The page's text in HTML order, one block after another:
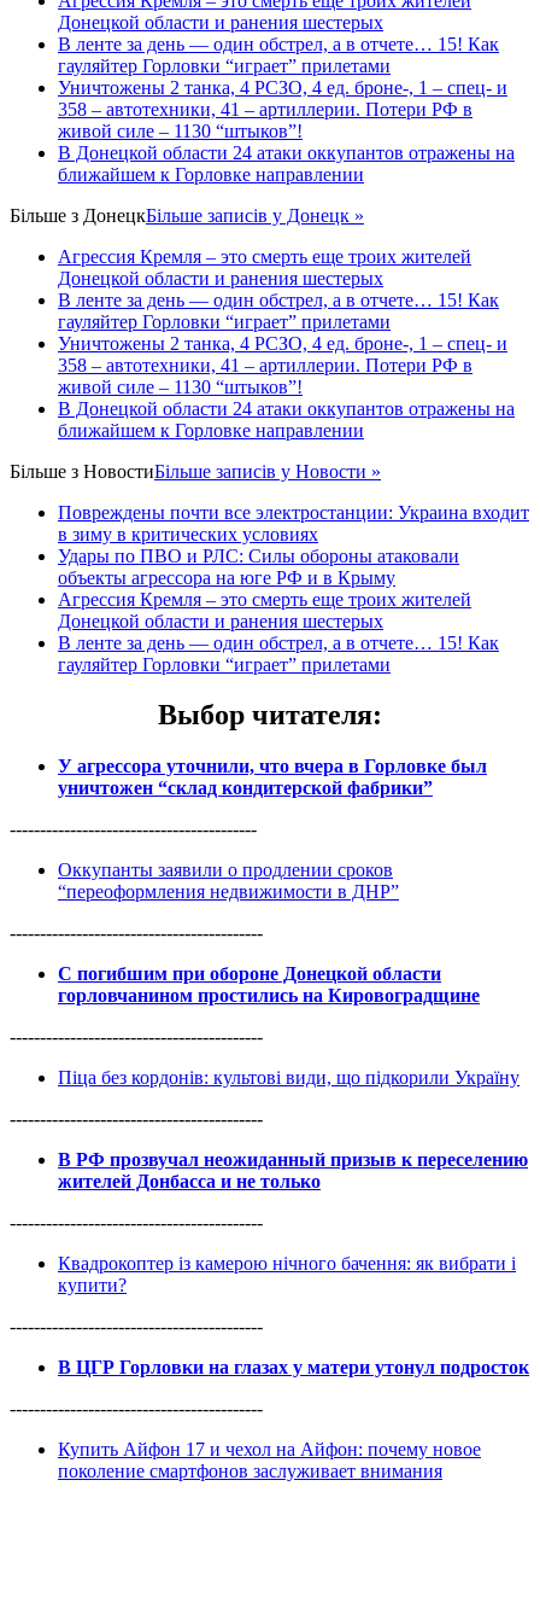
Донецкой области и ранения шестерых
В ленте за день — один обстрел, а в отчете… 15! Как
гауляйтер Горловки “играет” прилетами
Уничтожены 2 танка, 4 РСЗО, 4 ед. броне-, 1 – спец- и
358 – автотехники, 41 – артиллерии. Потери РФ в
живой силе – 1130 “штыков”!
В Донецкой области 24 атаки оккупантов отражены на
ближайшем к Горловке направлении
Більше з ДонецкБільше записів у Донецк »
Агрессия Кремля – это смерть еще троих жителей
Донецкой области и ранения шестерых
В ленте за день — один обстрел, а в отчете… 15! Как
гауляйтер Горловки “играет” прилетами
Уничтожены 2 танка, 4 РСЗО, 4 ед. броне-, 1 – спец- и
358 – автотехники, 41 – артиллерии. Потери РФ в
живой силе – 1130 “штыков”!
В Донецкой области 24 атаки оккупантов отражены на
ближайшем к Горловке направлении
Більше з НовостиБільше записів у Новости »
Повреждены почти все электростанции: Украина входит
в зиму в критических условиях
Удары по ПВО и РЛС: Силы обороны атаковали
объекты агрессора на юге РФ и в Крыму
Агрессия Кремля – это смерть еще троих жителей
Донецкой области и ранения шестерых
В ленте за день — один обстрел, а в отчете… 15! Как
гауляйтер Горловки “играет” прилетами
Выбор читателя:
У агрессора уточнили, что вчера в Горловке был
уничтожен “склад кондитерской фабрики”
-----------------------------------------
Оккупанты заявили о продлении сроков
“переоформления недвижимости в ДНР”
------------------------------------------
С погибшим при обороне Донецкой области
горловчанином простились на Кировоградщине
------------------------------------------
Піца без кордонів: культові види, що підкорили Україну
------------------------------------------
В РФ прозвучал неожиданный призыв к переселению
жителей Донбасса и не только
------------------------------------------
Квадрокоптер із камерою нічного бачення: як вибрати і
купити?
------------------------------------------
В ЦГР Горловки на глазах у матери утонул подросток
------------------------------------------
Купить Айфон 17 и чехол на Айфон: почему новое
поколение смартфонов заслуживает внимания